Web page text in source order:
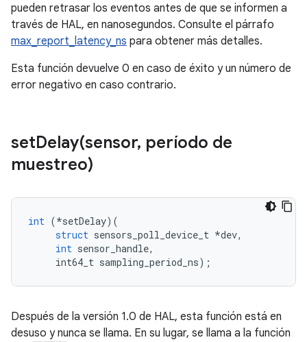
pueden retrasar los eventos antes de que se informen a
través de HAL, en nanosegundos. Consulte el párrafo
max_report_latency_ns para obtener más detalles.
Esta función devuelve 0 en caso de éxito y un número de
error negativo en caso contrario.
setDelay(sensor, período de
muestreo)
int (*setDelay)(
struct sensors_poll_device_t *dev,
int sensor_handle,
int64_t sampling_period_ns);
Después de la versión 1.0 de HAL, esta función está en
desuso y nunca se llama. En su lugar, se llama a la función